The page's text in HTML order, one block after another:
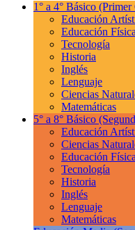
1° a 4° Básico (Primer
Educación
Educación Física
Tecnología
Historia
Inglés
Lenguaje
Ciencias
Matemáticas
5° a 8° Básico
Educación
Ciencias
Educación Física
Tecnología
Historia
Inglés
Lenguaje
Matemáticas